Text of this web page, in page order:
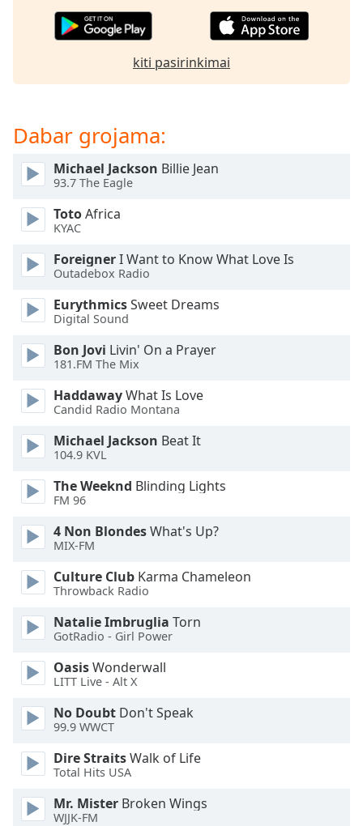
Caption
Color
Opacity
Font
Edge
Style
Family
Reset
Done
Close
Modal
Dialog
window.
kiti pasirinkimai
Dabar grojama:
Michael Jackson Billie Jean
93.7 The Eagle
TotoAfrica
KYAC
ForeignerI Want to Know What Love Is
Outadebox Radio
EurythmicsSweet Dreams
Digital Sound
Bon Jovi Livin' On a Prayer
181.FM The Mix
HaddawayWhat Is Love
Candid Radio Montana
Michael Jackson Beat It
104.9 KVL
The Weeknd Blinding Lights
FM 96
4 Non BlondesWhat's Up?
MIX-FM
Culture Club Karma Chameleon
Throwback Radio
Natalie Imbruglia Torn
GotRadio - Girl Power
OasisWonderwall
LITT Live - Alt X
No Doubt Don't Speak
99.9 WWCT
Dire StraitsWalk of Life
Total Hits USA
Mr. Mister Broken Wings
WJJK-FM